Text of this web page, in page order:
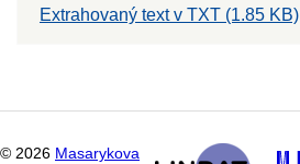
Extrahovaný text v TXT (1.85 KB)
© 2026 Masarykova